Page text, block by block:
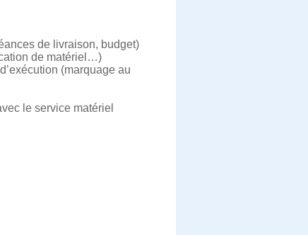
de livraison, budget)
de matériel…)
(marquage au
le service matériel